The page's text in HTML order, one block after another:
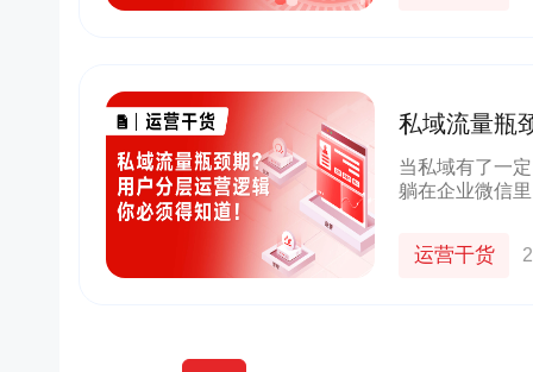
私域流量瓶
当私域有了一
躺在企业微信
运营干货
以“京豆”作为活动奖品，吸引客户转发
海报，邀请朋友进群 通过小裂变SCRM
阶梯化的玩法设计，实现了客户的快速
新增
10000+ 70%+ 更多案例
企业微信+视频号打造公私域联动，
能门店导流线上，用企业微信沉淀
客户池，同时通过视频号直播等方
多渠道引流
1800w+
私域用户